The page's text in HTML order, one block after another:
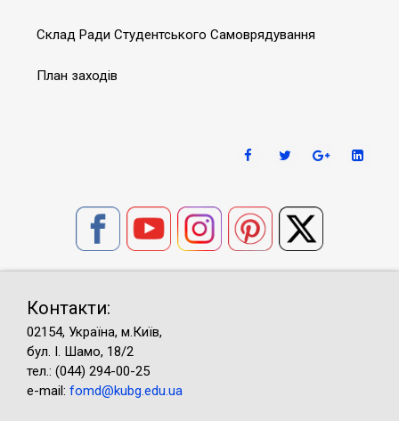
Склад Ради Студентського Самоврядування
План заходів
Контакти:
02154, Україна, м.Київ,
бул. І. Шамо, 18/2
тел.: (044) 294-00-25
e-mail: fomd@kubg.edu.ua